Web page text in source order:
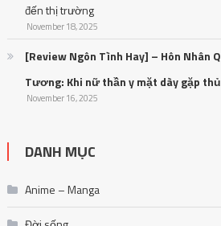
đến thị trường
November 18, 2025
[Review Ngôn Tình Hay] – Hôn Nhân
Tương: Khi nữ thần y mặt dày gặp
November 16, 2025
DANH MỤC
Anime – Manga